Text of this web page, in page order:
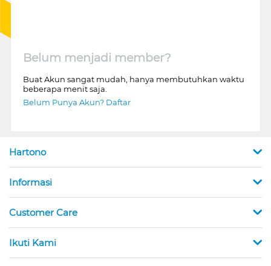
Belum menjadi member?
Buat Akun sangat mudah, hanya membutuhkan waktu
beberapa menit saja.
Belum Punya Akun? Daftar
Hartono
Informasi
Customer Care
Ikuti Kami